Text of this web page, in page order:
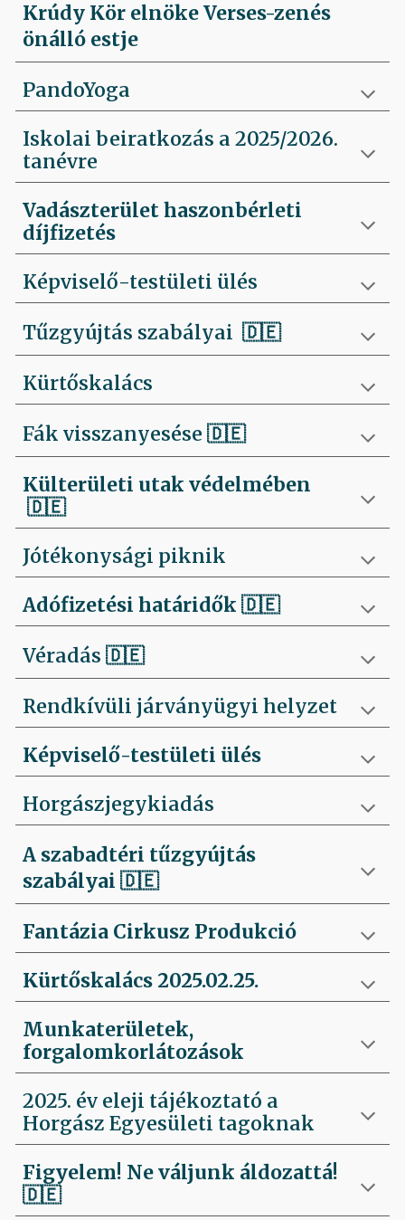
Krúdy Kör elnöke Verses-zenés
önálló estje
PandoYoga
Iskolai beiratkozás a 2025/2026.
tanévre
Vadászterület haszonbérleti
díjfizetés
Képviselő-testületi ülés
Tűzgyújtás szabályai🇩🇪
Kürtőskalács
Fák visszanyesése🇩🇪
Külterületi utak védelmében
🇩🇪
Jótékonysági piknik
Adófizetési határidők🇩🇪
Véradás🇩🇪
Rendkívüli járványügyi helyzet
Képviselő-testületi ülés
Horgászjegykiadás
A szabadtéri tűzgyújtás
szabályai 🇩🇪
Fantázia Cirkusz Produkció
Kürtőskalács 2025.02.25.
Munkaterületek,
forgalomkorlátozások
2025. év eleji tájékoztató a
Horgász Egyesületi tagoknak
Figyelem! Ne váljunk áldozattá!
🇩🇪